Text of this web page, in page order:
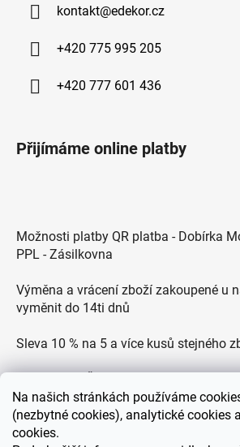
Na našich stránkách používáme
(nezbytné cookies), analytické cookies
cookies.
kontakt@edekor.cz
+420 775 995 205
+420 777 601 436
Přijímáme online platby
Možnosti platby QR platba - Dobírka
PPL - Zásilkovna
Výměna a vrácení zboží zakoupené u
vyměnit do 14ti dnů
Sleva 10 % na 5 a více kusů stejného
Zákaznická podpora každý všední den
hodin